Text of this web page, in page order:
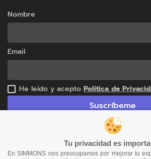
Tu privacidad es
En SIMMONS nos preocupamos por mejorar tu
Nombre
Email
He leído y aceptoPolítica de
Suscríbeme
© 2025 Todos los derechos reservados